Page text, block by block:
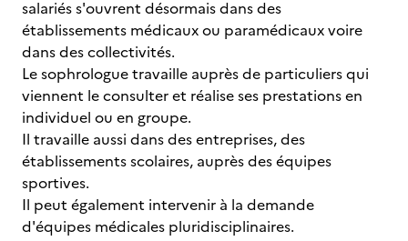
salariés s'ouvrent désormais dans des
établissements médicaux ou paramédicaux voire
dans des collectivités.
Le sophrologue travaille auprès de particuliers qui
viennent le consulter et réalise ses prestations en
individuel ou en groupe.
Il travaille aussi dans des entreprises, des
établissements scolaires, auprès des équipes
sportives.
Il peut également intervenir à la demande
d'équipes médicales pluridisciplinaires.